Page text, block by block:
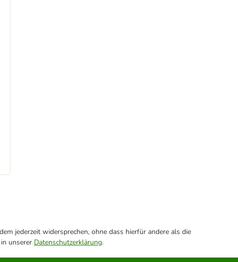
jederzeit widersprechen, ohne dass hierfür andere als die
unserer Datenschutzerklärung.